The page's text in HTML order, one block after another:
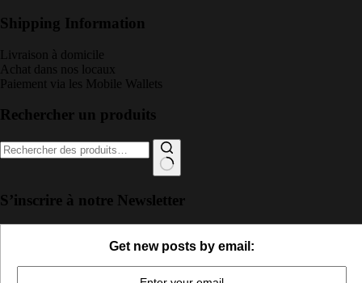
Shipping Information
Livraison à domicile
Achat dans nos locaux
Paiement via les Mobile Wallets
Rechercher un produits
Recherche
pour :
S’inscrire à notre Newsletter
Get new posts by email: